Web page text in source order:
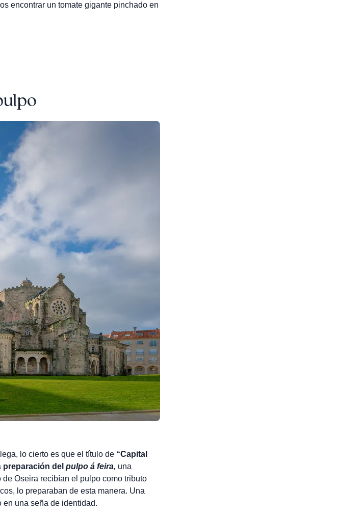
encontrar un tomate gigante pinchado en
lo cierto es que el título de “Capital
preparación del pulpo á feira, una
Oseira recibían el pulpo como tributo
lo preparaban de esta manera. Una
una seña de identidad.